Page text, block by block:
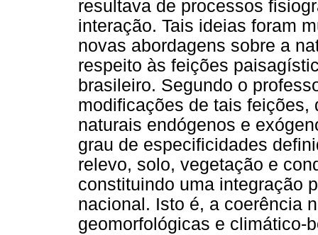
resultava de processos
interação. Tais ideias foram
novas abordagens sobre a
respeito às feições
brasileiro. Segundo o
modificações de tais feições,
naturais endógenos e
grau de especificidades
relevo, solo, vegetação e
constituindo uma integração
nacional. Isto é, a coerência
geomorfológicas e climático-